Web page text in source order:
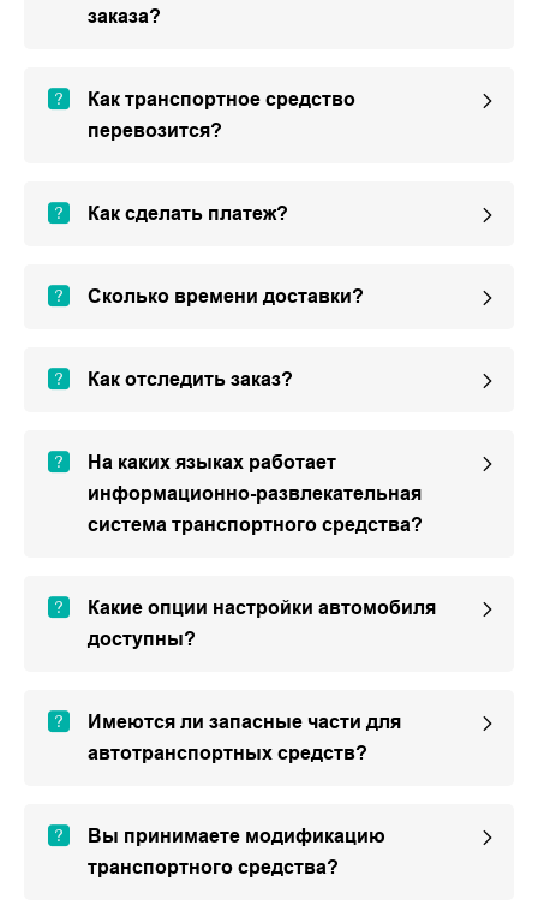
заказа?
Как транспортное средство
перевозится?
Как сделать платеж?
Сколько времени доставки?
Как отследить заказ?
На каких языках работает
информационно-развлекательная
система транспортного средства?
Какие опции настройки автомобиля
доступны?
Имеются ли запасные части для
автотранспортных средств?
Вы принимаете модификацию
транспортного средства?